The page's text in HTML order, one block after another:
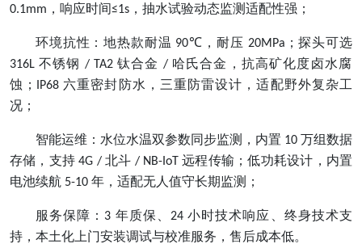
0.1mm ，响应时间≤1s ，抽水试验动态监测适配性强；
环境抗性：地热款耐温 90℃ ，耐压 20MPa ；探头可选
316L不锈钢 / TA2钛合金 / 哈氏合金，抗高矿化度卤水腐
蚀；
IP68 六重密封防水，三重防雷设计，适配野外复杂工
况；
智能运维：水位水温双参数同步监测，内置 10 万组数据
存储，支持 4G / 北斗 / NB-IoT远程传输；低功耗设计，内置
电池续航 5-10 年，适配无人值守长期监测；
服务保障： 3 年质保、 24小时技术响应、终身技术支
持，本土化上门安装调试与校准服务，售后成本低。